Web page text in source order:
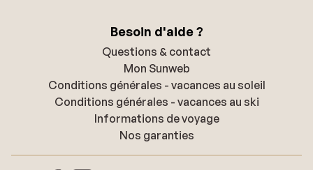
Besoin d'aide ?
Questions & contact
Mon Sunweb
Conditions générales - vacances au soleil
Conditions générales - vacances au ski
Informations de voyage
Nos garanties